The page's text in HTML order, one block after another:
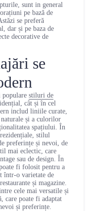
sunt in general
pe bază de
se preferă
dar și pe baza de
decorative de
se
populare stiluri de
cât și în cel
includ liniile curate,
și a culorilor
spațiului. În
stilul
preferințe și nevoi, de
mai eclectic, care
sau de design. În
fi folosit pentru a
într-o varietate de
și magazine.
cele mai versatile și
care poate fi adaptat
și preferințe.